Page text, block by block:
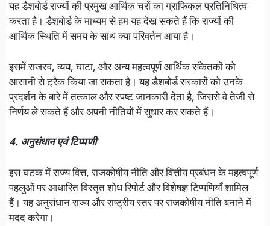
यह डैशबोर्ड राज्यों की प्रमुख आर्थिक चरों का ग्राफिकल प्रतिनिधित्व
करता है। डैशबोर्ड के माध्यम से हम यह देख सकते हैं कि राज्यों की
आर्थिक स्थिति में समय के साथ क्या परिवर्तन आया है।
इसमें राजस्व, व्यय, घाटा, और अन्य महत्वपूर्ण आर्थिक संकेतकों को
आसानी से ट्रैक किया जा सकता है। यह डैशबोर्ड सरकारों को उनके
प्रदर्शन के बारे में तत्काल और स्पष्ट जानकारी देता है, जिससे वे तेजी से
निर्णय ले सकते हैं और अपनी नीतियों में सुधार कर सकते हैं।
4. अनुसंधान एवं टिप्पणी
इस घटक में राज्य वित्त, राजकोषीय नीति और वित्तीय प्रबंधन के महत्वपूर्ण
पहलुओं पर आधारित विस्तृत शोध रिपोर्ट और विशेषज्ञ टिप्पणियाँ शामिल
हैं। यह अनुसंधान राज्य और राष्ट्रीय स्तर पर राजकोषीय नीति बनाने में
मदद करेगा।